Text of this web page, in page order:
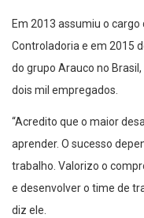
Em 2013 assumiu o
Controladoria e em 2015
do grupo Arauco no
dois mil empregados.
“Acredito que o maior
aprender. O sucesso
trabalho. Valorizo o
e desenvolver o time de
diz ele.